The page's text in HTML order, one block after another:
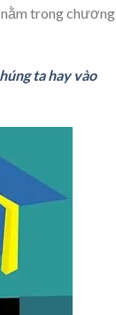
nằm trong chương
ta hay vào